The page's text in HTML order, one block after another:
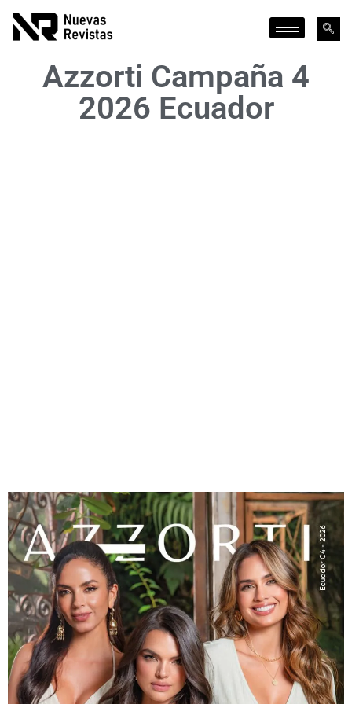
Azzorti Campaña 4
2026 Ecuador